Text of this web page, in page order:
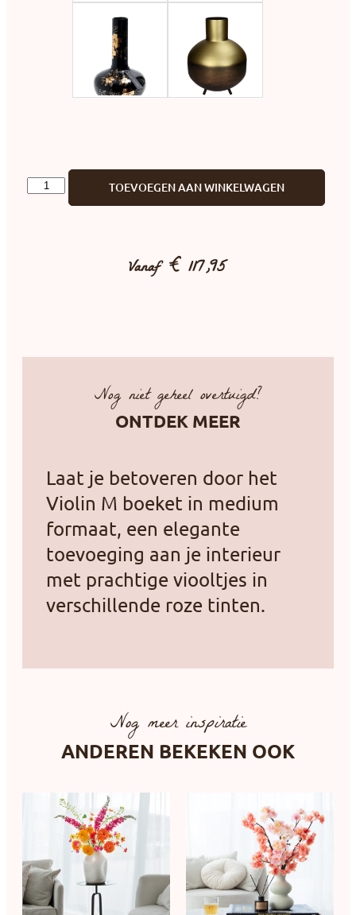
TOEVOEGEN AAN WINKELWAGEN
Vanaf €117,95
Nog niet geheel overtuigd?
ONTDEK MEER
Laat je betoveren door het
Violin M boeket in medium
formaat, een elegante
toevoeging aan je interieur
met prachtige viooltjes in
verschillende roze tinten.
Nog meer inspiratie
ANDEREN BEKEKEN OOK